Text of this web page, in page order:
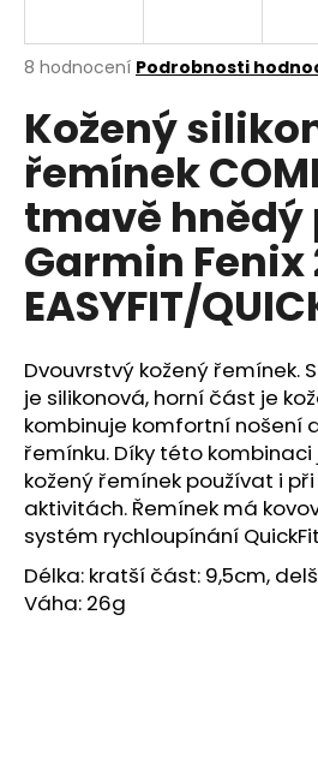
Průměrné
produktu
je
5,0
5
hvězdiček.
8 hodnocení Podrobnosti
Kožený
řemínek
tmavě hnědý
Garmin
EASYFIT/
Dvouvrstvý kožený řemínek.
je silikonová, horní část je
kombinuje komfortní nošení
řemínku. Díky této
kožený řemínek používat i
aktivitách. Řemínek má
systém rychloupínání
Délka: kratší část: 9,5cm,
Váha: 26g
j
t
?
HLEDAT
D
o
p
o
r
u
č
u
j
e